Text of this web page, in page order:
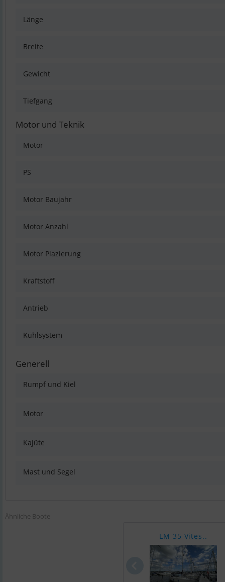
Länge
Breite
Gewicht
Tiefgang
Motor und Teknik
Motor
PS
Motor Baujahr
Motor Anzahl
Motor Plazierung
Kraftstoff
Antrieb
Kühlsystem
Generell
Rumpf und Kiel
Motor
Kajüte
Mast und Segel
Ähnliche Boote
LM 35 Vites..